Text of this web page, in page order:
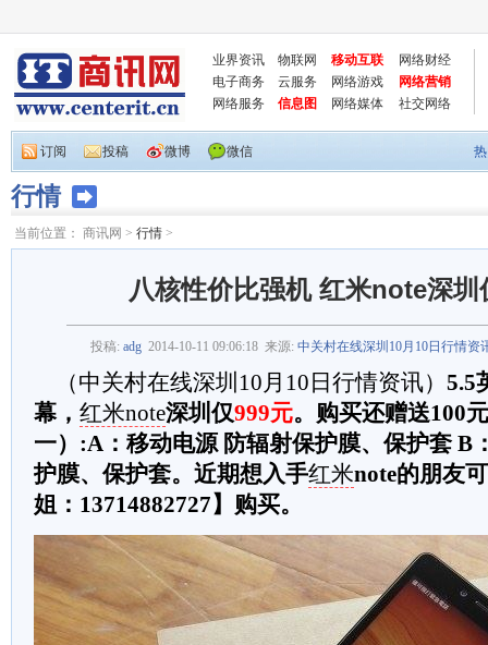
业界资讯 物联网 移动互联
网络财经
电子商务
云服务 网络游戏
网络营销
网络服务
信息图 网络媒体 社交网络
订阅 投稿 微博 微信
行情
当前位置： 商讯网 > 行情 >
八核性价比强机 红米note深圳
投稿: adg 2014-10-11 09:06:18 来源: 中关村在线深圳10月10日行情资
（中关村在线深圳10月10日行情资讯） 5.5
幕， 红米note深圳仅999元。购买还赠送100
一）:A：移动电源 防辐射保护膜、保护套 B
护膜、保护套。近期想入手红米note的朋友
姐：13714882727】购买。